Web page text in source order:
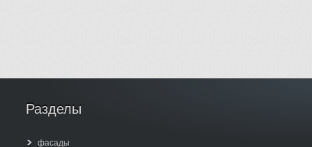
Разделы
фасады